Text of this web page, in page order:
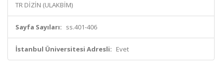
TR DİZİN (ULAKBİM)
Sayfa Sayıları: ss.401-406
İstanbul Üniversitesi Adresli: Evet